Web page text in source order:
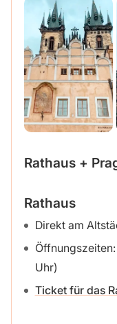
Rathaus +
Rathaus
Direkt am
Öffnungszeiten:
Uhr)
Ticket für das